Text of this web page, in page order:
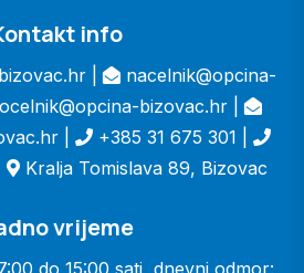
info
|
nacelnik@opcina-
bizovac.hr |
|
+385 31 675 301 |
Kralja Tomislava 89, Bizovac
vrijeme